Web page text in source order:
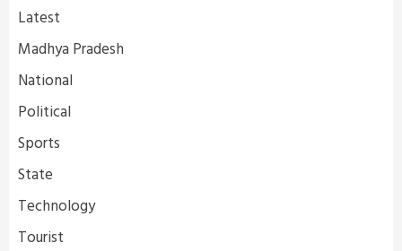
Latest
Madhya Pradesh
National
Political
Sports
State
Technology
Tourist